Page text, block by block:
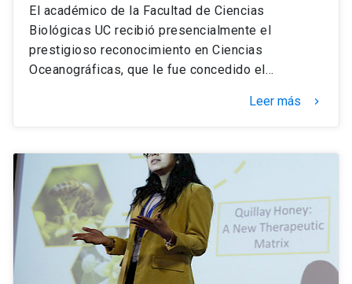
El académico de la Facultad de Ciencias
Biológicas UC recibió presencialmente el
prestigioso reconocimiento en Ciencias
Oceanográficas, que le fue concedido el…
Leer más keyboard_arrow_right